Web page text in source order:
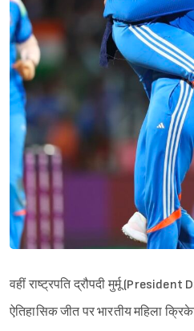
वहीं राष्ट्रपति द्रौपदी मुर्मू
ऐतिहासिक जीत पर भारतीय महिला